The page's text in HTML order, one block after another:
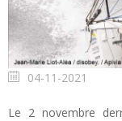
04-11-2021
Le 2 novembre